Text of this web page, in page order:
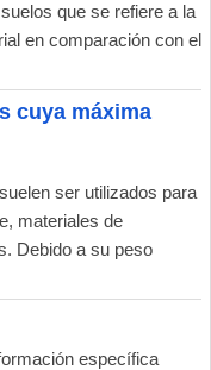
que se refiere a la
en comparación con el
cuya máxima
ser utilizados para
materiales de
Debido a su peso
específica